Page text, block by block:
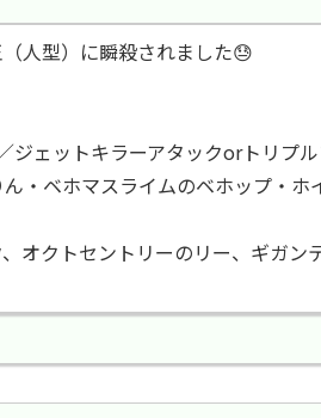
人型）に瞬殺されました😓
ェットキラーアタックorトリプル
・ベホマスライムのベホップ・ホ
オクトセントリーのリー、ギガン